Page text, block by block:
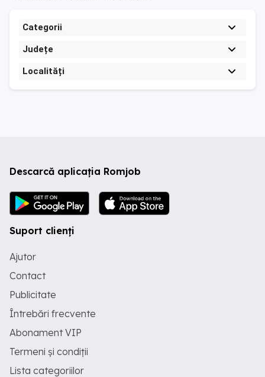
Categorii
Județe
Localități
Descarcă aplicația Romjob
Suport clienți
Ajutor
Contact
Publicitate
Întrebări frecvente
Abonament VIP
Termeni și condiții
Lista categoriilor